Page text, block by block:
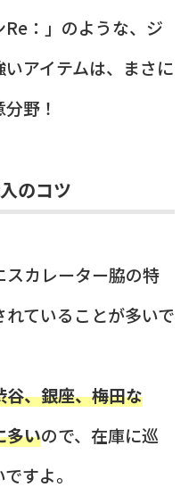
Re：」のような、ジ
アイテムは、まさに
野！
のコツ
スカレーター脇の特
ていることが多いで
、銀座、梅田な
多いので、在庫に巡
すよ。